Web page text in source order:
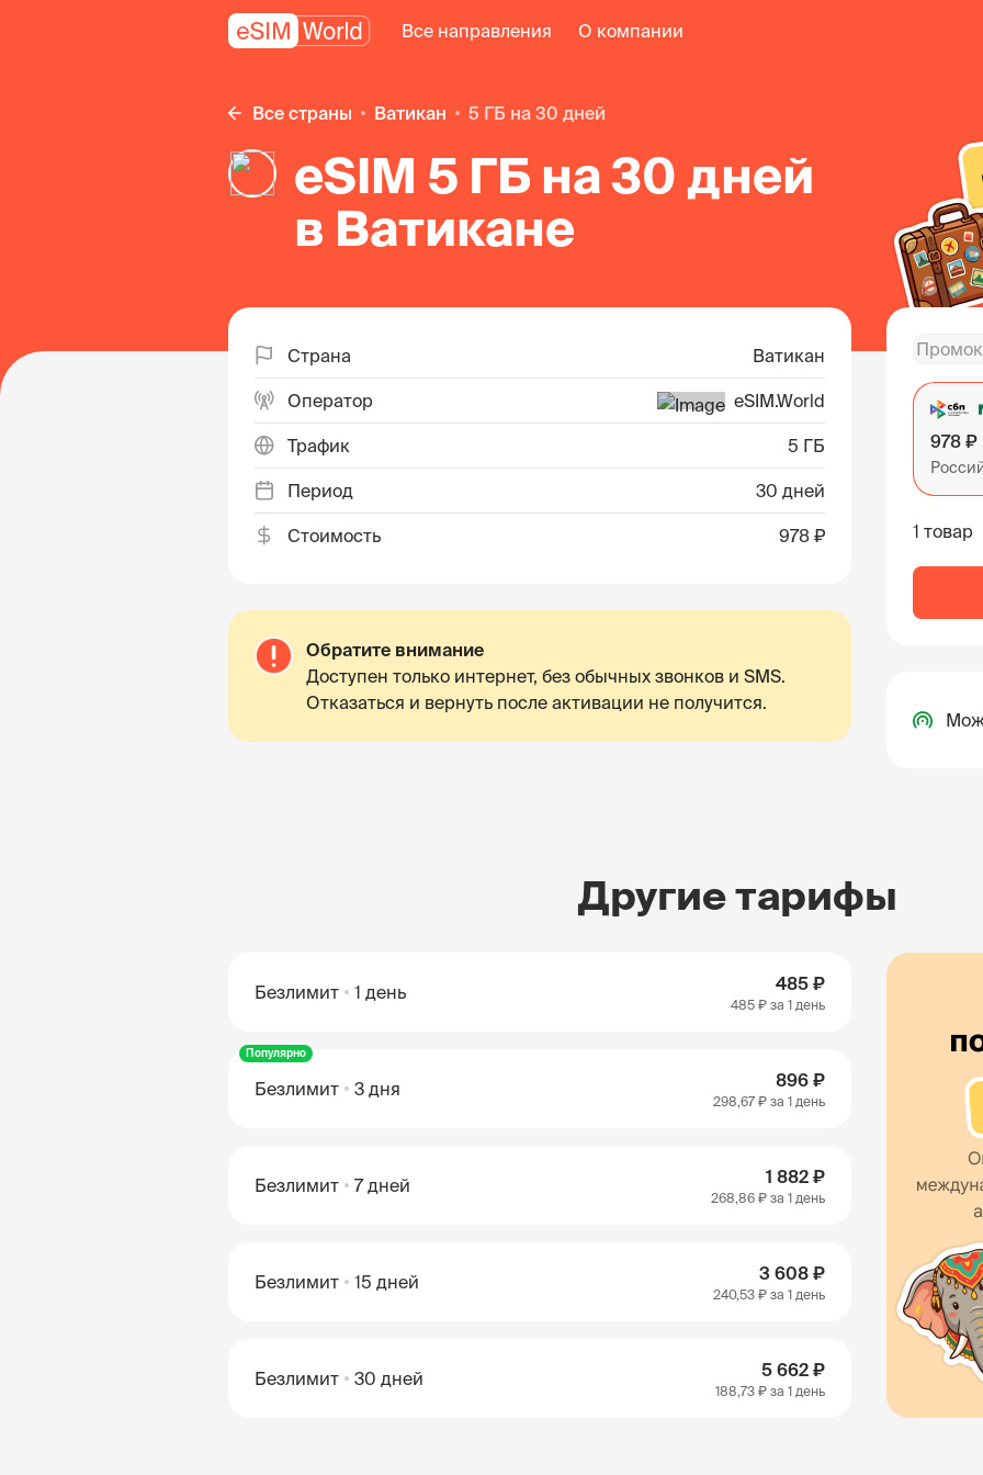
Все направления О компании
Все страны Ватикан 5 ГБ на 30 дней
eSIM 5 ГБ на 30 дней
в Ватикане
Страна Ватикан
Оператор eSIM.World
Трафик 5 ГБ
Период 30 дней
Стоимость 978 ₽
Обратите внимание
Доступен только интернет, без обычных звонков и SMS.
Отказаться и вернуть после активации не получится.
978 ₽
1 товар
Другие тарифы
Безлимит 1 день 485 ₽
485 ₽ за 1 день
Популярно
Безлимит 3 дня 896 ₽
298,67 ₽ за 1 день
Безлимит 7 дней 1 882 ₽
268,86 ₽ за 1 день
Безлимит 15 дней 3 608 ₽
240,53 ₽ за 1 день
Безлимит 30 дней 5 662 ₽
188,73 ₽ за 1 день